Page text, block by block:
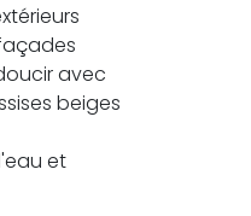
avec
beiges
et